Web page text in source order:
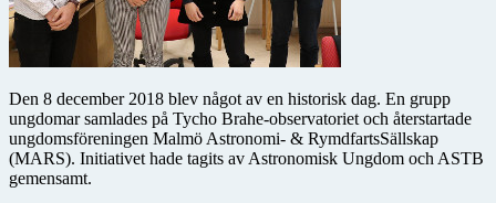
Den 8 december 2018 blev något av en historisk dag. En grupp
ungdomar samlades på Tycho Brahe-observatoriet och återstartade
ungdomsföreningen Malmö Astronomi- & RymdfartsSällskap
(MARS). Initiativet hade tagits av Astronomisk Ungdom och ASTB
gemensamt.